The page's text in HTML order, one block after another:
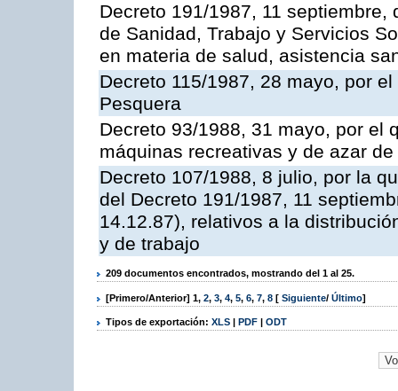
Decreto 191/1987, 11
de Sanidad, Trabajo y Servicios
en materia de salud, asistencia
Decreto 115/1987, 28 mayo, por
Pesquera
Decreto 93/1988, 31 mayo, por el
máquinas recreativas y de azar
Decreto 107/1988, 8 julio, por la
del Decreto 191/1987, 11
14.12.87), relativos a la
y de trabajo
209 documentos encontrados, mostrando del 1 al 25.
[Primero/Anterior] 1, 2, 3, 4, 5, 6, 7, 8 [ Siguiente/ Último]
Tipos de exportación: XLS | PDF | ODT